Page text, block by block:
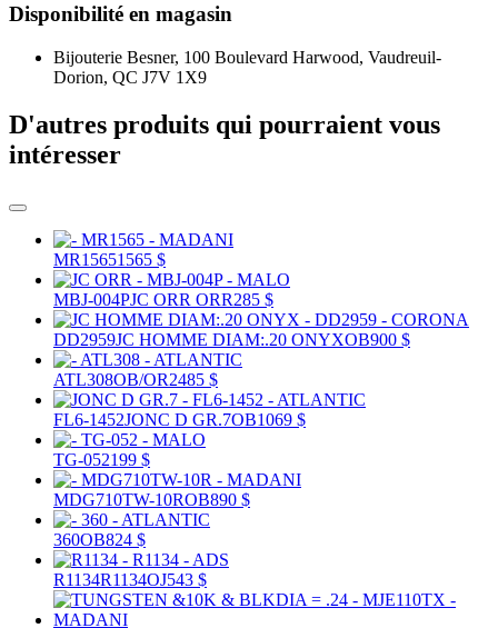
Disponibilité en magasin
Bijouterie Besner, 100 Boulevard Harwood, Vaudreuil-
Dorion, QC J7V 1X9
D'autres produits qui pourraient vous
intéresser
MR15651565 $
MBJ-004PJC ORR ORR285 $
DD2959JC HOMME DIAM:.20 ONYXOB900 $
ATL308OB/OR2485 $
FL6-1452JONC D GR.7OB1069 $
TG-052199 $
MDG710TW-10ROB890 $
360OB824 $
R1134R1134OJ543 $